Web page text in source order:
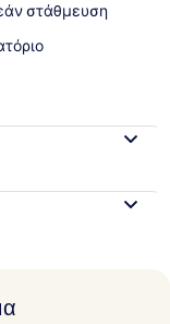
στάθμευση